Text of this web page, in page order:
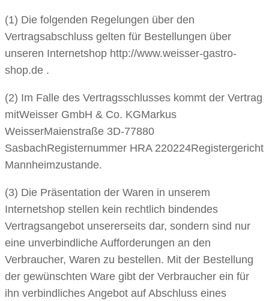
(1) Die folgenden Regelungen über den
Vertragsabschluss gelten für Bestellungen über
unseren Internetshop http://www.weisser-gastro-
shop.de .
(2) Im Falle des Vertragsschlusses kommt der Vertrag
mitWeisser GmbH & Co. KGMarkus
WeisserMaienstraße 3D-77880
SasbachRegisternummer HRA 220224Registergericht
Mannheimzustande.
(3) Die Präsentation der Waren in unserem
Internetshop stellen kein rechtlich bindendes
Vertragsangebot unsererseits dar, sondern sind nur
eine unverbindliche Aufforderungen an den
Verbraucher, Waren zu bestellen. Mit der Bestellung
der gewünschten Ware gibt der Verbraucher ein für
ihn verbindliches Angebot auf Abschluss eines